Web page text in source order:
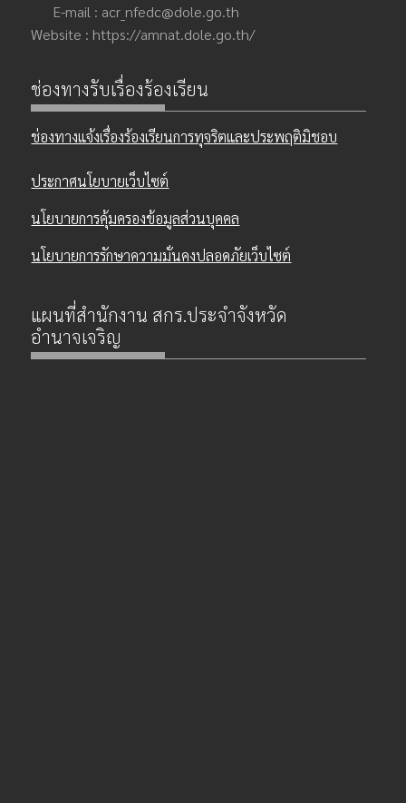
E-mail : acr_nfedc@dole.go.th
Website : https://amnat.dole.go.th/
ช่องทางรับเรื่องร้องเรียน
ช่องทางแจ้งเรื่องร้องเรียนการทุจริตและประพฤติมิชอบ
ประกาศนโยบายเว็บไซต์
นโยบายการคุ้มครองข้อมูลส่วนบุคคล
นโยบายการรักษาความมั่นคงปลอดภัยเว็บไซต์
แผนที่สำนักงาน สกร.ประจำจังหวัด
อำนาจเจริญ